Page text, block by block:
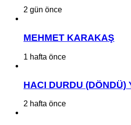
2 gün önce
MEHMET KARAKAŞ
1 hafta önce
HACI DURDU (DÖNDÜ)
2 hafta önce